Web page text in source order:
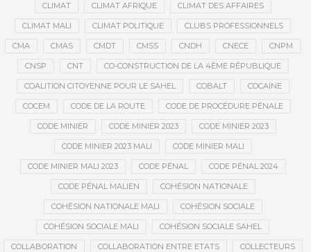
CLIMAT CLIMAT AFRIQUE CLIMAT DES AFFAIRES
CLIMAT MALI CLIMAT POLITIQUE CLUBS PROFESSIONNELS
CMA CMAS CMDT CMSS CNDH CNECE CNPM
CNSP CNT CO-CONSTRUCTION DE LA 4ÈME RÉPUBLIQUE
COALITION CITOYENNE POUR LE SAHEL COBALT COCAÏNE
COCEM CODE DE LA ROUTE CODE DE PROCÉDURE PÉNALE
CODE MINIER CODE MINIER 2023 CODE MINIER 2023
CODE MINIER 2023 MALI CODE MINIER MALI
CODE MINIER MALI 2023 CODE PÉNAL CODE PÉNAL 2024
CODE PÉNAL MALIEN COHÉSION NATIONALE
COHÉSION NATIONALE MALI COHÉSION SOCIALE
COHÉSION SOCIALE MALI COHÉSION SOCIALE SAHEL
COLLABORATION COLLABORATION ENTRE ETATS COLLECTEURS